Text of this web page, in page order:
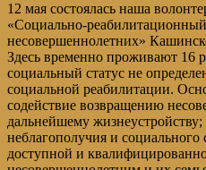
12 мая состоялась наша
«Социально-
несовершеннолетних»
Здесь временно проживают 16
социальный статус не
социальной реабилитации.
содействие возвращению
дальнейшему
неблагополучия и социального
доступной и